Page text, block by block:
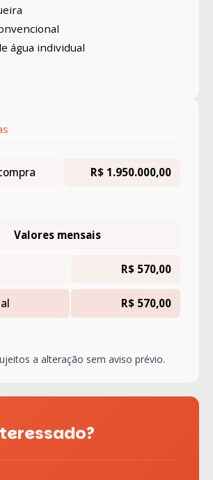
água individual
R$ 1.950.000,00
Valores mensais
R$ 570,00
R$ 570,00
a alteração sem aviso prévio.